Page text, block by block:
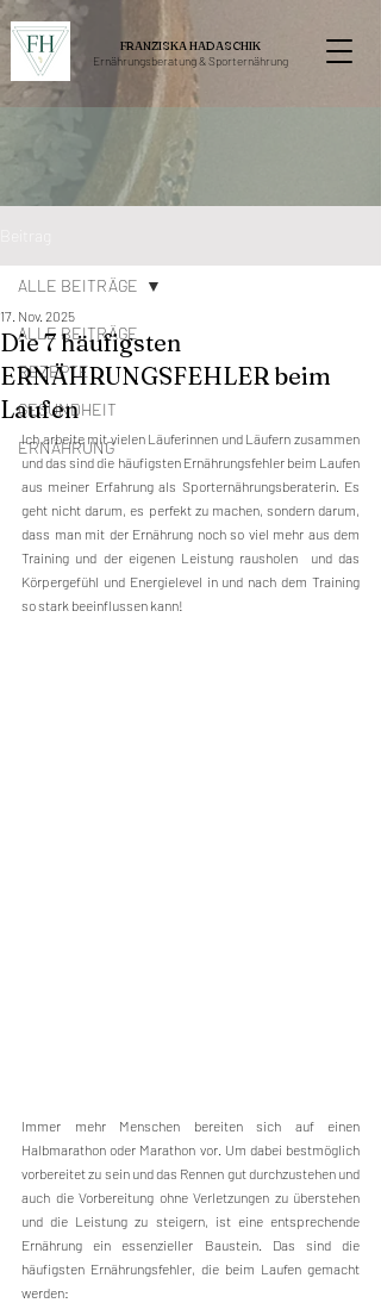
FRANZISKA HADASCHIK
Ernährungsberatung &Sporternährung
ALLE BEITRÄGE
REZEPTE
GESUNDHEIT
ERNÄHRUNG
ALLE BEITRÄGE
Die 7 häufigsten
ERNÄHRUNGSFEHLER beim
Laufen
17. Nov. 2025
Ich arbeite mit vielen Läuferinnen und Läufern zusammen
und das sind die häufigsten Ernährungsfehler beim Laufen
aus meiner Erfahrung als Sporternährungsberaterin. Es
geht nicht darum, es perfekt zu machen, sondern darum,
dass man mit der Ernährung noch so viel mehr aus dem
Training und der eigenen Leistung rausholen  und das
Körpergefühl und Energielevel in und nach dem Training
so stark beeinflussen kann!
Immer mehr Menschen bereiten sich auf einen
Halbmarathon oder Marathon vor. Um dabei bestmöglich
vorbereitet zu sein und das Rennen gut durchzustehen und
auch die Vorbereitung ohne Verletzungen zu überstehen
und die Leistung zu steigern, ist eine entsprechende
Ernährung ein essenzieller Baustein. Das sind die
häufigsten Ernährungsfehler, die beim Laufen gemacht
werden: